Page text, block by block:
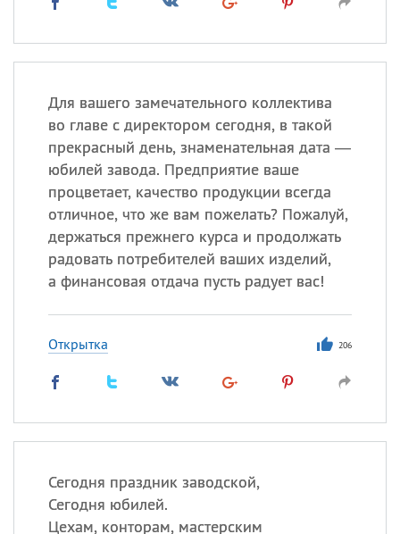
Для вашего замечательного коллектива
во главе с директором сегодня, в такой
прекрасный день, знаменательная дата —
юбилей завода. Предприятие ваше
процветает, качество продукции всегда
отличное, что же вам пожелать? Пожалуй,
держаться прежнего курса и продолжать
радовать потребителей ваших изделий,
а финансовая отдача пусть радует вас!
Открытка 206
Сегодня праздник заводской,
Сегодня юбилей.
Цехам, конторам, мастерским